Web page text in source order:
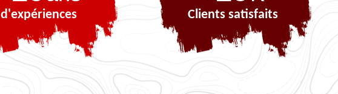
d'expériences Clients satisfaits